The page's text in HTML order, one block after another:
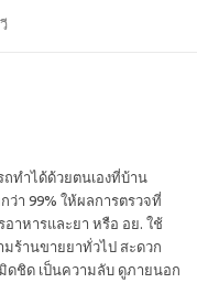
ถทำได้ด้วยตนเองที่บ้าน
า 99% ให้ผลการตรวจที่
าหารและยา หรือ อย. ใช้
ร้านขายยาทั่วไป สะดวก
ดชิด เป็นความลับ ดูภายนอก